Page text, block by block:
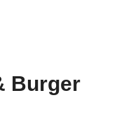
Burger